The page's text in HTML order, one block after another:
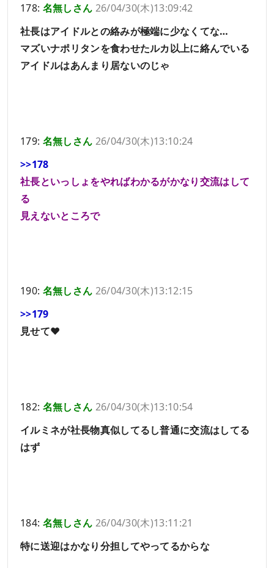
178: 名無しさん 26/04/30(木)13:09:42
社長はアイドルとの絡みが極端に少なくてな…
マズいナポリタンを食わせたルカ以上に絡んでいる
アイドルはあんまり居ないのじゃ
179: 名無しさん 26/04/30(木)13:10:24
>>178
社長といっしょをやればわかるがかなり交流はして
る
見えないところで
190: 名無しさん 26/04/30(木)13:12:15
>>179
見せて❤️
182: 名無しさん 26/04/30(木)13:10:54
イルミネが社長物真似してるし普通に交流はしてる
はず
184: 名無しさん 26/04/30(木)13:11:21
特に送迎はかなり分担してやってるからな